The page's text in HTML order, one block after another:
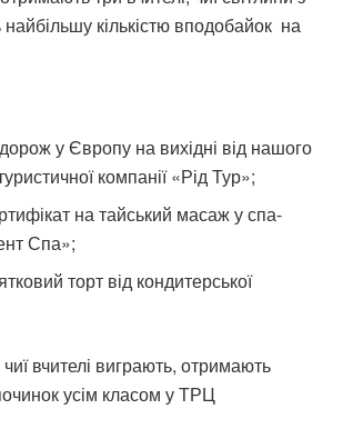
кількістю вподобайок на
у Європу на вихідні від нашого
компанії «Рід Тур»;
на тайський масаж у спа-
Спа»;
торт від кондитерської
вчителі виграють, отримають
усім класом у ТРЦ